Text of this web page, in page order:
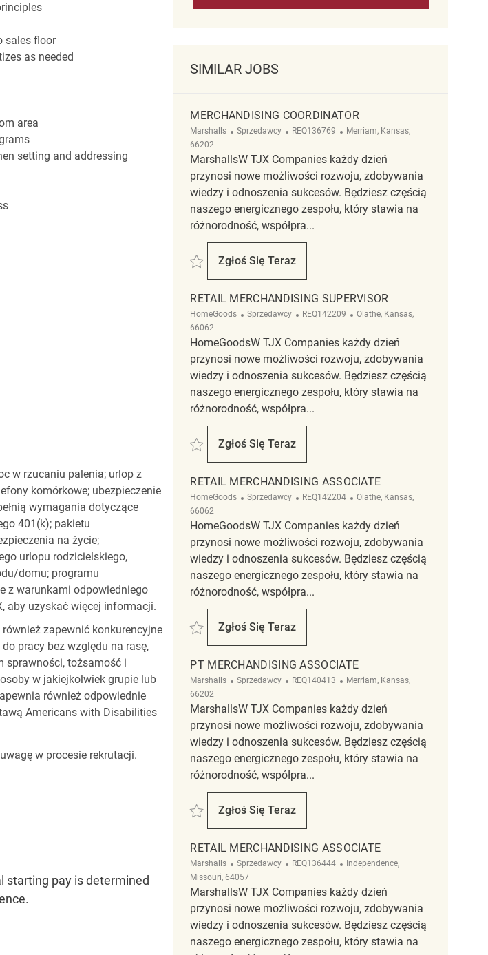
sales floor
as needed
area
setting and addressing
w rzucaniu palenia; urlop z
komórkowe; ubezpieczenie
wymagania dotyczące
401(k); pakietu
na życie;
urlopu rodzicielskiego,
domu; programu
z warunkami odpowiedniego
aby uzyskać więcej informacji.
zapewnić konkurencyjne
pracy bez względu na rasę,
sprawności, tożsamość i
w jakiejkolwiek grupie lub
również odpowiednie
Americans with Disabilities
w procesie rekrutacji.
starting pay is determined
SIMILAR JOBS
MERCHANDISING COORDINATOR
Marshalls Kategoria
Sprzedawcy ReqId
REQ136769 Lokalizacja
Merriam, Kansas,
66202
MarshallsW TJX Companies każdy dzień
przynosi nowe możliwości rozwoju, zdobywania
wiedzy i odnoszenia sukcesów. Będziesz częścią
naszego energicznego zespołu, który stawia na
różnorodność, współpra...
Zapisać Merchandising Coordinator REQ136769
Zgłoś Się Teraz
Merchandising Coordinator
RETAIL MERCHANDISING SUPERVISOR
HomeGoods Kategoria
Sprzedawcy ReqId
REQ142209 Lokalizacja
Olathe, Kansas,
66062
HomeGoodsW TJX Companies każdy dzień
przynosi nowe możliwości rozwoju, zdobywania
wiedzy i odnoszenia sukcesów. Będziesz częścią
naszego energicznego zespołu, który stawia na
różnorodność, współpra...
Zapisać Retail Merchandising Supervisor REQ142209
Zgłoś Się Teraz
Retail Merchandising Supervisor
RETAIL MERCHANDISING ASSOCIATE
HomeGoods Kategoria
Sprzedawcy ReqId
REQ142204 Lokalizacja
Olathe, Kansas,
66062
HomeGoodsW TJX Companies każdy dzień
przynosi nowe możliwości rozwoju, zdobywania
wiedzy i odnoszenia sukcesów. Będziesz częścią
naszego energicznego zespołu, który stawia na
różnorodność, współpra...
Zapisać Retail Merchandising Associate REQ142204
Zgłoś Się Teraz
Retail Merchandising Associate
PT MERCHANDISING ASSOCIATE
Marshalls Kategoria
Sprzedawcy ReqId
REQ140413 Lokalizacja
Merriam, Kansas,
66202
MarshallsW TJX Companies każdy dzień
przynosi nowe możliwości rozwoju, zdobywania
wiedzy i odnoszenia sukcesów. Będziesz częścią
naszego energicznego zespołu, który stawia na
różnorodność, współpra...
Zapisać PT Merchandising Associate REQ140413
Zgłoś Się Teraz
PT Merchandising Associate
RETAIL MERCHANDISING ASSOCIATE
Marshalls Kategoria
Sprzedawcy ReqId
REQ136444 Lokalizacja
Independence,
Missouri, 64057
MarshallsW TJX Companies każdy dzień
przynosi nowe możliwości rozwoju, zdobywania
wiedzy i odnoszenia sukcesów. Będziesz częścią
naszego energicznego zespołu, który stawia na